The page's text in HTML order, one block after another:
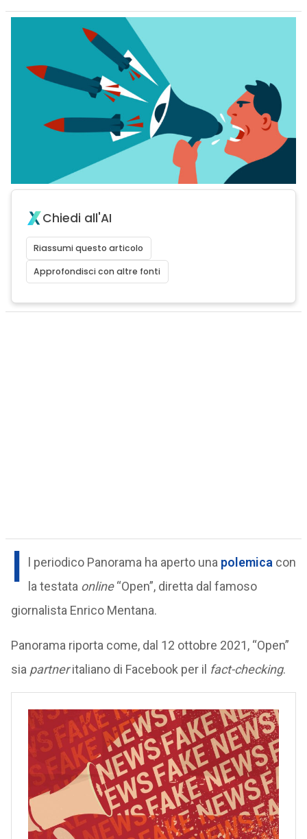
Chiedi all'AI
Riassumi questo articolo
Approfondisci con altre fonti
I l periodico Panorama ha aperto una polemica con
la testata online“Open”, diretta dal famoso
giornalista Enrico Mentana.
Panorama riporta come, dal 12 ottobre 2021, “Open”
sia partneritaliano di Facebook per il fact-checking.